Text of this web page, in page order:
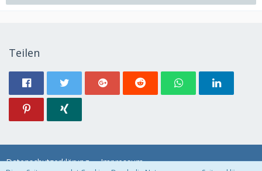
Teilen
Datenschutzerklärung Impressum